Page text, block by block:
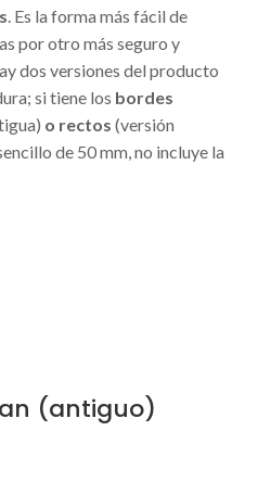
. Es la forma más fácil de
por otro más seguro y
dos versiones del producto
si tiene los bordes
o rectos (versión
de 50 mm, no incluye la
(antiguo)